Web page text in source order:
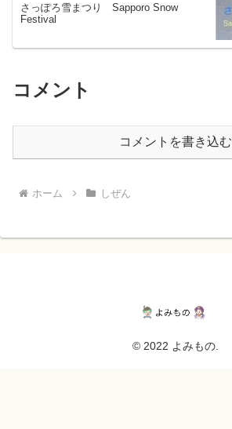
さっぽろ雪まつり Sapporo Snow
Festival
コメント
コメントを書き込む
ホーム しぜん
© 2022 よみもの.